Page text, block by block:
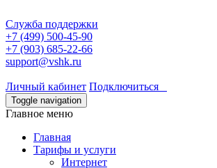
Служба поддержки
+7 (499) 500-45-90
+7 (903) 685-22-66
support@vshk.ru
Личный кабинет Подключиться
Toggle navigation
Главное меню
Главная
Тарифы и услуги
Интернет